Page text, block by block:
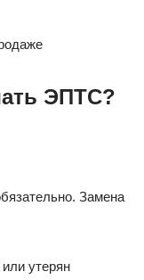
ЭПТС?
Замена
утерян